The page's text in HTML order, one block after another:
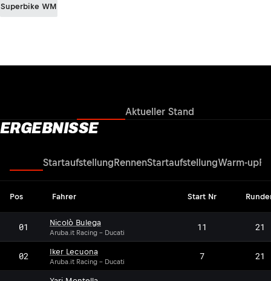
Superbike WM
Aktueller Stand
ERGEBNISSE
StartaufstellungRennenStartaufstellungWarm-up
Pos Fahrer Start Nr
01 Nicolò Bulega
Aruba.it Racing - Ducati 11 21
02 Iker Lecuona
Aruba.it Racing - Ducati 7 21